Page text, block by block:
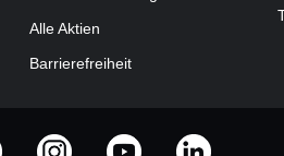
Alle Aktien
Barrierefreiheit